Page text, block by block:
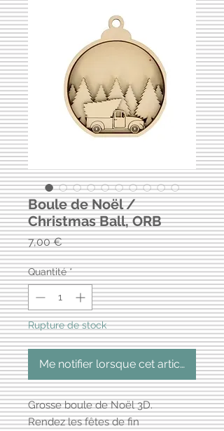
Boule de Noël /
Christmas Ball, ORB
7,00 €Prix
Quantité *
Rupture de stock
Me notifier lorsque cet article est
Grosse boule de Noël 3D.
Rendez les fêtes de fin